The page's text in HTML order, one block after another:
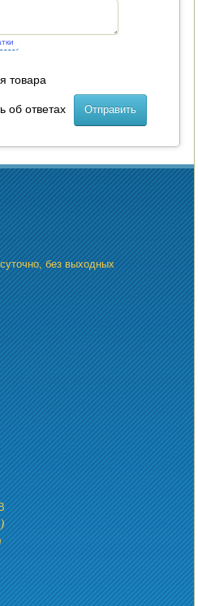
товара
об ответах
без выходных